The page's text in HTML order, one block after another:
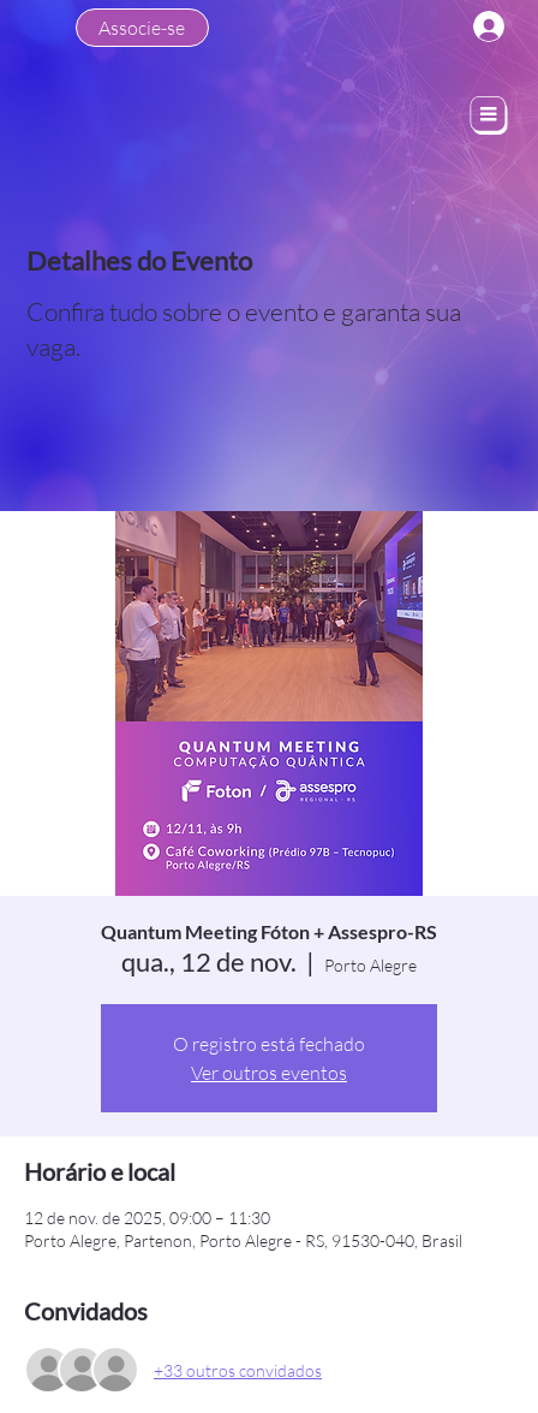
Associe-se
Detalhes do Evento
Confira tudo sobre o evento e garanta sua
vaga.
Quantum Meeting Fóton + Assespro-RS
qua., 12 de nov.
  |
Porto Alegre
O registro está fechado
Ver outros eventos
Horário e local
12 de nov. de 2025, 09:00 – 11:30
Porto Alegre, Partenon, Porto Alegre - RS, 91530-040, Brasil
Convidados
+33 outros convidados